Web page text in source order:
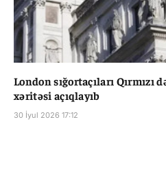
London sığortaçıları Qırmızı
xəritəsi açıqlayıb
30 İyul 2026 17:12